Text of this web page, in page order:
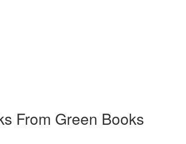
From Green Books